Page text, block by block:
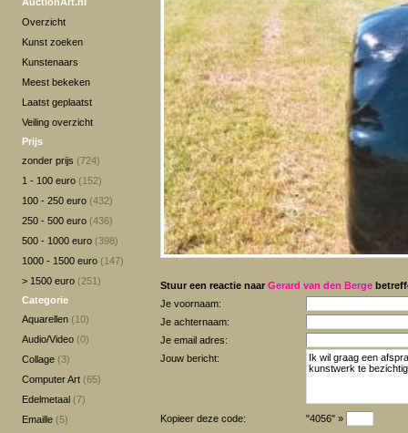
Overzicht
Kunst zoeken
Kunstenaars
Meest bekeken
Laatst geplaatst
Veiling overzicht
Prijs
zonder prijs (724)
1 - 100 euro (152)
100 - 250 euro (432)
250 - 500 euro (436)
500 - 1000 euro (398)
1000 - 1500 euro (147)
> 1500 euro (251)
Categorie
Aquarellen (10)
Audio/Video (0)
Collage (3)
Computer Art (65)
Edelmetaal (7)
Emaille (5)
Stuur een reactie naar Gerard van den Berge
Je voornaam:
Je achternaam:
Je email adres:
Jouw bericht:
Kopieer deze code: "4056" »